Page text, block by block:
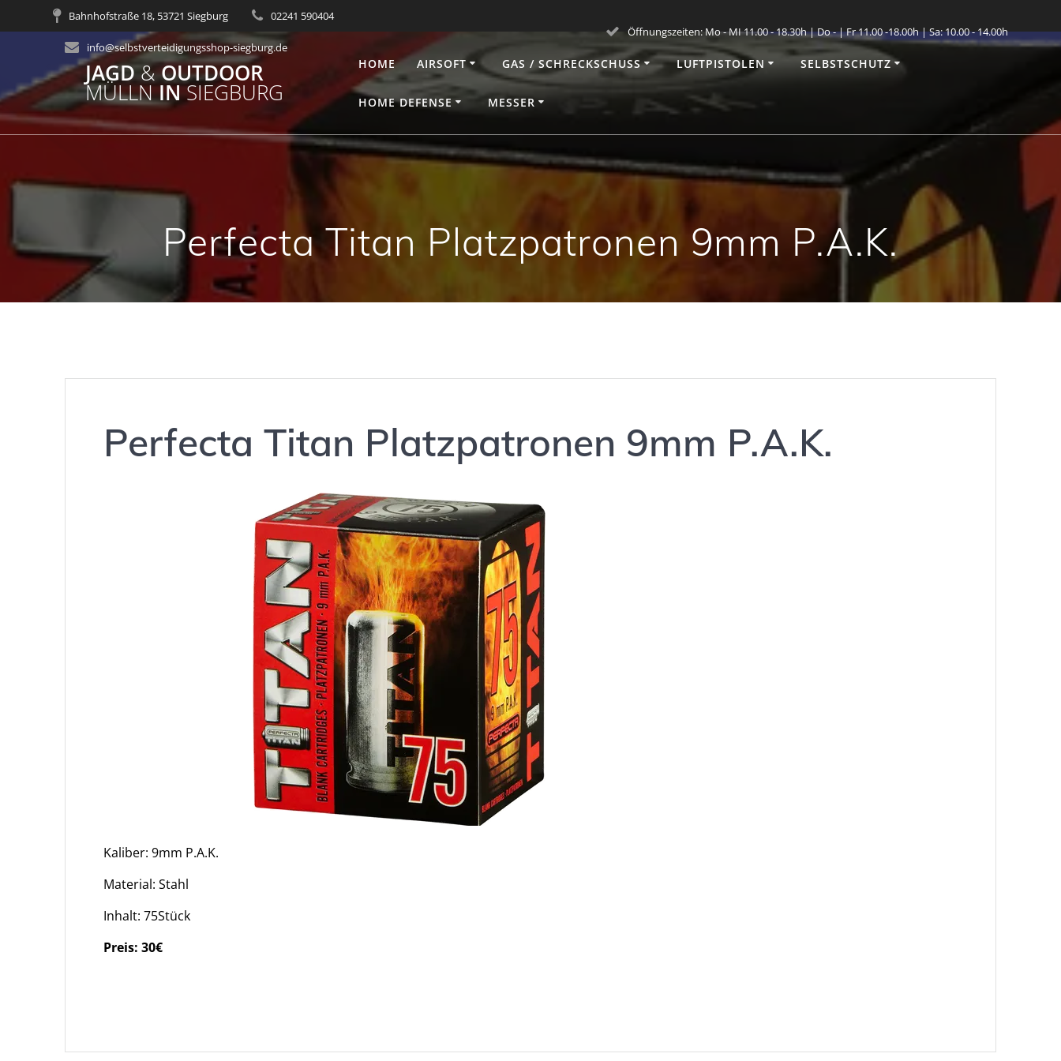
Inhalt
Bahnhofstraße 18, 53721 Siegburg 02241 590404
info@selbstverteidigungsshop-siegburg.de
Öffnungszeiten: Mo - MI 11.00 - 18.30h | Do - | Fr 11.00 -18.00h | Sa: 10.00 - 14.00h
JAGD&OUTDOOR
MÜLLNINSIEGBURG
HOME AIRSOFT GAS / SCHRECKSCHUSS LUFTPISTOLEN SELBSTSCHUTZ
HOME DEFENSE MESSER
Perfecta Titan Platzpatronen 9mm P.A.K.
Perfecta Titan Platzpatronen 9mm P.A.K.
Kaliber: 9mm P.A.K.
Material: Stahl
Inhalt: 75Stück
Preis: 30€